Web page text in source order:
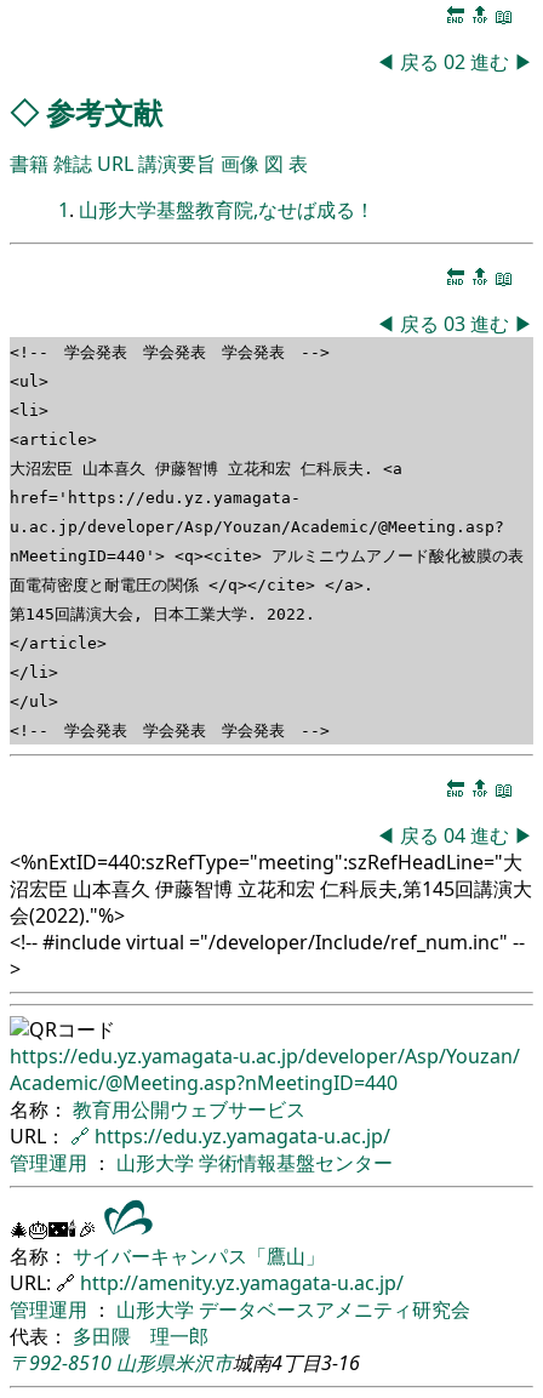
🔚 🔝 📖
◀ 戻る 02進む ▶
◇参考文献
書籍雑誌 URL講演要旨 画像 図 表
1. 山形大学基盤教育院,なせば成る！
🔚 🔝 📖
◀ 戻る 03進む ▶
<!-- 学会発表 学会発表 学会発表 -->
<ul>
<li>
<article>
大沼宏臣 山本喜久 伊藤智博 立花和宏 仁科辰夫. <a
href='https://edu.yz.yamagata-
u.ac.jp/developer/Asp/Youzan/Academic/@Meeting.asp?
nMeetingID=440'> <q><cite> アルミニウムアノード酸化被膜の表
面電荷密度と耐電圧の関係 </q></cite> </a>.
第145回講演大会, 日本工業大学. 2022.
</article>
</li>
</ul>
<!-- 学会発表 学会発表 学会発表 -->
🔚 🔝 📖
◀ 戻る 04進む ▶
<%nExtID=440:szRefType="meeting":szRefHeadLine="大
沼宏臣 山本喜久 伊藤智博 立花和宏 仁科辰夫,第145回講演大
会(2022)."%>
<!-- #include virtual ="/developer/Include/ref_num.inc" --
>
https://edu.yz.yamagata-u.ac.jp/developer/Asp/Youzan/
Academic/@Meeting.asp?nMeetingID=440
名称： 教育用公開ウェブサービス
URL： 🔗 https://edu.yz.yamagata-u.ac.jp/
管理運用 ： 山形大学 学術情報基盤センター
🎄🎂🌃🕯🎉
名称： サイバーキャンパス「鷹山」
URL: 🔗 http://amenity.yz.yamagata-u.ac.jp/
管理運用 ： 山形大学 データベースアメニティ研究会
代表： 多田隈 理一郎
〒992-8510 山形県米沢市城南4丁目3-16